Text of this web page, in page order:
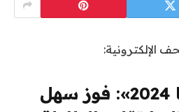
الإلكترونية:
«تصفيات أوروبا 2024»: فوز سهل